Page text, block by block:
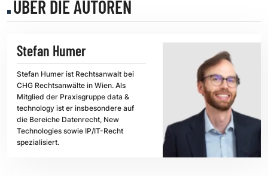
ÜBER DIE AUTOREN
Stefan Humer
Stefan Humer ist Rechtsanwalt bei
CHG Rechtsanwälte in Wien. Als
Mitglied der Praxisgruppe data &
technology ist er insbesondere auf
die Bereiche Datenrecht, New
Technologies sowie IP/IT-Recht
spezialisiert.